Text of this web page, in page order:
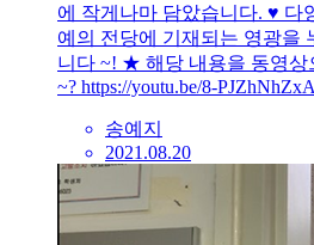
에 작게나마 담았습니다. ♥ 다
예의 전당에 기재되는 영광을
니다 ~! ★ 해당 내용을 동영상
~? https://youtu.be/8-PJZhNhZxA
송예지
2021.08.20